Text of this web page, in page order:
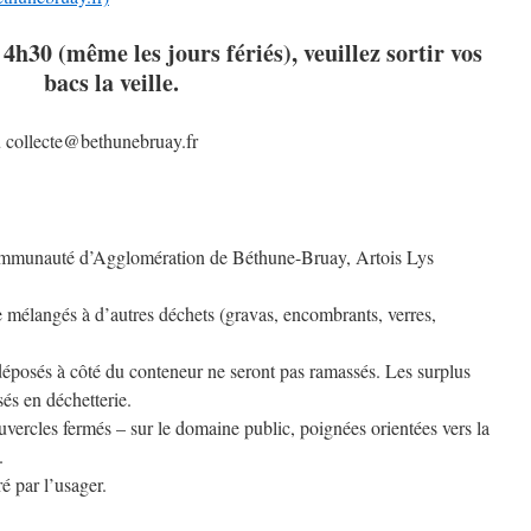
(même les jours fériés), veuillez sortir vos
bacs la veille.
d’Agglomération de Béthune-Bruay, Artois Lys
à d’autres déchets (gravas, encombrants, verres,
à côté du conteneur ne seront pas ramassés. Les surplus
en déchetterie.
fermés – sur le domaine public, poignées orientées vers la
par l’usager.